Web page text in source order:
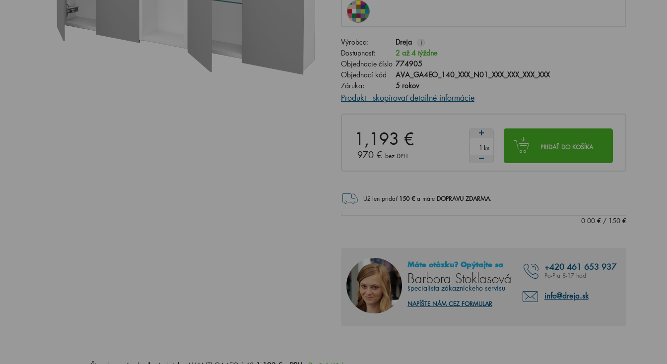
Výrobca: Dreja i
Dostupnosť:
2 až 4 týždne
Objednacie číslo 774905
Objednací kód
AVA_GA4EO_140_XXX_N01_XXX_XXX_XXX_XXX
Záruka:
5 rokov
Produkt - skopírovať detailné informácie
1,193 €
970 € bez DPH
PRIDAŤ DO KOŠÍKA
ks
Už len pridať 150€ a máte DOPRAVU ZDARMA.
0.00€/ 150€
Máte otázku? Opýtajte sa
Barbora Stoklasová
špecialista zákazníckeho servisu
+420 461 653 937
Po-Pia 8-17 hod
info@dreja.sk
NAPÍŠTE NÁM CEZ FORMULAR